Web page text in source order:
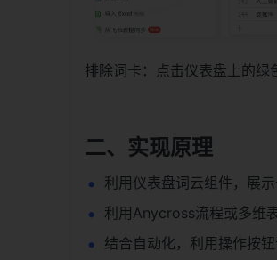
排除词卡：点击仪表盘上的
二、实现原理
利用仪表盘词云组件，展
利用Anycross流程或多维
结合自动化，利用操作按